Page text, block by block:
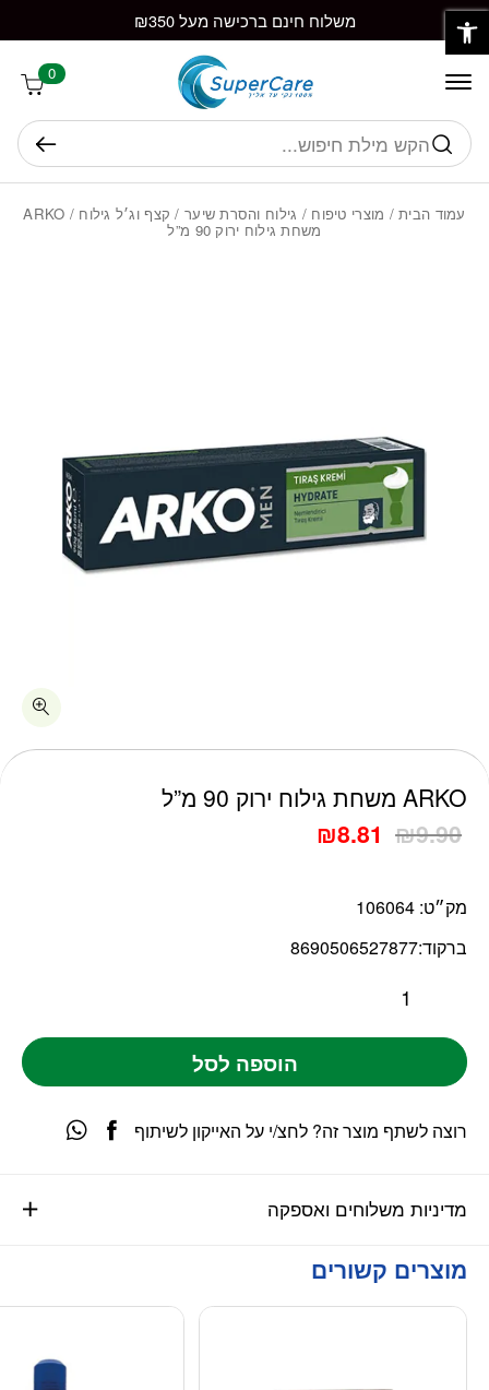
Skip to Content משלוח חינם ברכישה מעל ₪350
0
חיפוש
עמוד הבית/ מוצרי טיפוח / גילוח והסרת שיער / קצף וג׳ל גילוח / ARKO
משחת גילוח ירוק 90 מ”ל
ARKO משחת גילוח ירוק 90 מ”ל
₪9.90
₪8.81
מק״ט: 106064
ברקוד:8690506527877
כמות ARKO משחת גילוח ירוק 90 מ"ל
הוספה לסל
מדיניות משלוחים ואספקה
רוצה לשתף מוצר זה? לחצ/י על האייקון לשיתוף
מוצרים קשורים
בחזרה למעלה
פתח סרגל נגישות